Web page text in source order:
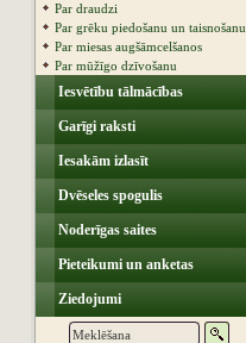
Par draudzi
Par grēku piedošanu un taisnošanu
Par miesas augšāmcelšanos
Par mūžīgo dzīvošanu
Iesvētību tālmācības
Garīgi raksti
Iesakām izlasīt
Dvēseles spogulis
Noderīgas saites
Pieteikumi un anketas
Ziedojumi